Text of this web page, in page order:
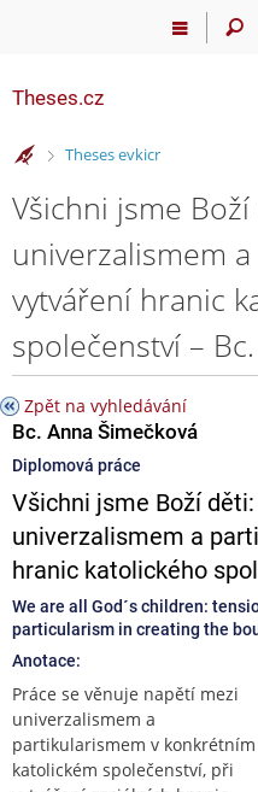
Theses.cz
>
Theses evkicr
Všichni jsme
univerzalismem
vytváření hranic
společenství –
Zpět na vyhledávání
Bc. Anna Šimečková
Diplomová práce
Všichni jsme Boží
univerzalismem a
hranic katolického
We are all God´s children:
particularism in creating the
Anotace:
Práce se věnuje napětí mezi
univerzalismem a
partikularismem v konkrétním
katolickém společenství, při